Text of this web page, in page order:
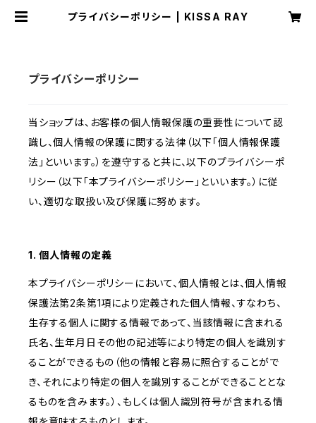
プライバシーポリシー | KISSA RAY
プライバシーポリシー
当ショップは、お客様の個人情報保護の重要性について認
識し、個人情報の保護に関する法律（以下「個人情報保護
法」といいます。）を遵守すると共に、以下のプライバシーポ
リシー（以下「本プライバシーポリシー」といいます。）に従
い、適切な取扱い及び保護に努めます。
1. 個人情報の定義
本プライバシーポリシーにおいて、個人情報とは、個人情報
保護法第2条第1項により定義された個人情報、すなわち、
生存する個人に関する情報であって、当該情報に含まれる
氏名、生年月日その他の記述等により特定の個人を識別す
ることができるもの（他の情報と容易に照合することがで
き、それにより特定の個人を識別することができることとな
るものを含みます。）、もしくは個人識別符号が含まれる情